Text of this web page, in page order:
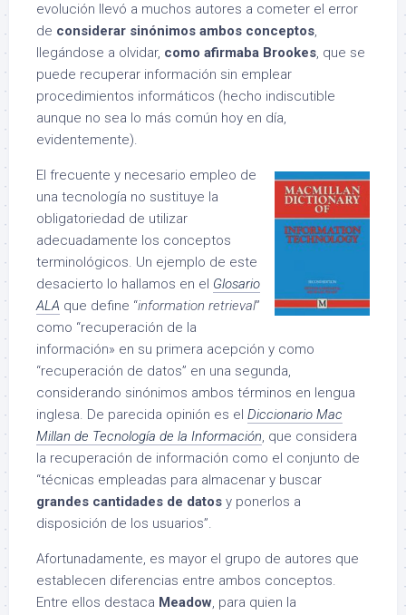
evolución llevó a muchos autores a cometer el error
de considerar sinónimos ambos conceptos,
llegándose a olvidar, como afirmaba Brookes, que se
puede recuperar información sin emplear
procedimientos informáticos (hecho indiscutible
aunque no sea lo más común hoy en día,
evidentemente).
El frecuente y necesario empleo de
una tecnología no sustituye la
obligatoriedad de utilizar
adecuadamente los conceptos
terminológicos. Un ejemplo de este
desacierto lo hallamos en el Glosario
ALA que define “information retrieval”
como “recuperación de la
información» en su primera acepción y como
“recuperación de datos” en una segunda,
considerando sinónimos ambos términos en lengua
inglesa. De parecida opinión es el Diccionario Mac
Millan de Tecnología de la Información, que considera
la recuperación de información como el conjunto de
“técnicas empleadas para almacenar y buscar
grandes cantidades de datos y ponerlos a
disposición de los usuarios”.
Afortunadamente, es mayor el grupo de autores que
establecen diferencias entre ambos conceptos.
Entre ellos destaca Meadow, para quien la